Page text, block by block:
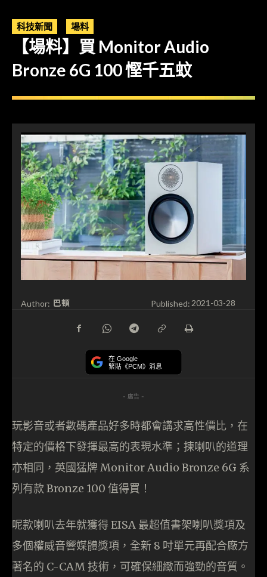
科技新聞 場料
【場料】買 Monitor Audio
Bronze 6G 100 慳千五蚊
Author: 巴頓 Published:2021-03-28
在 Google
緊貼《PCM》消息
- 廣告 -
玩影音或者數碼產品好多時都會講求高性價比，在
特定的價格下發揮最高的表現水準；揀喇叭的道理
亦相同，英國猛牌 Monitor Audio Bronze 6G 系
列有款 Bronze 100 值得買！
呢款喇叭去年就獲得 EISA 最超值書架喇叭獎項及
多個權威音響媒體獎項，全新 8 吋單元再配合廠方
著名的 C-CAM 技術，可確保細緻而強勁的音質。